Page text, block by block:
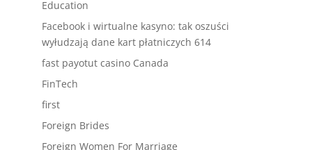
Education
Facebook i wirtualne kasyno: tak oszuści
wyłudzają dane kart płatniczych 614
fast payotut casino Canada
FinTech
first
Foreign Brides
Foreign Women For Marriage